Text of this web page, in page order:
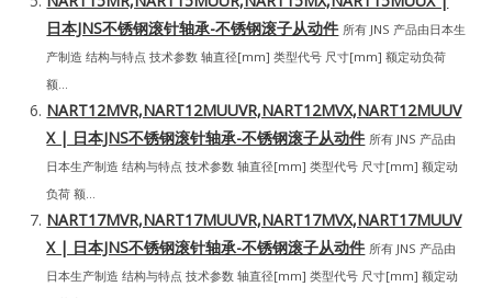
日本JNS不锈钢滚针轴承-不锈钢滚子从动件 所有 JNS 产品由日本生
产制造 结构与特点 技术参数 轴直径[mm] 类型代号 尺寸[mm] 额定动负荷
额...
NART12MVR,NART12MUUVR,NART12MVX,NART12MUUV
X | 日本JNS不锈钢滚针轴承-不锈钢滚子从动件 所有 JNS 产品由
日本生产制造 结构与特点 技术参数 轴直径[mm] 类型代号 尺寸[mm] 额定动
负荷 额...
NART17MVR,NART17MUUVR,NART17MVX,NART17MUUV
X | 日本JNS不锈钢滚针轴承-不锈钢滚子从动件 所有 JNS 产品由
日本生产制造 结构与特点 技术参数 轴直径[mm] 类型代号 尺寸[mm] 额定动